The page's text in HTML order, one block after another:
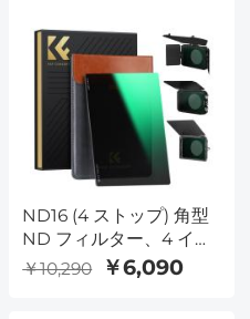
iPhone/Andriod
Phone/Ipadと互換性が
あります
ND16 (4 ストップ) 角型
ND フィルター、4 イン
チ x 5.65 インチの減光フ
ィルター、Tilta と互換
￥10,290 ￥6,090